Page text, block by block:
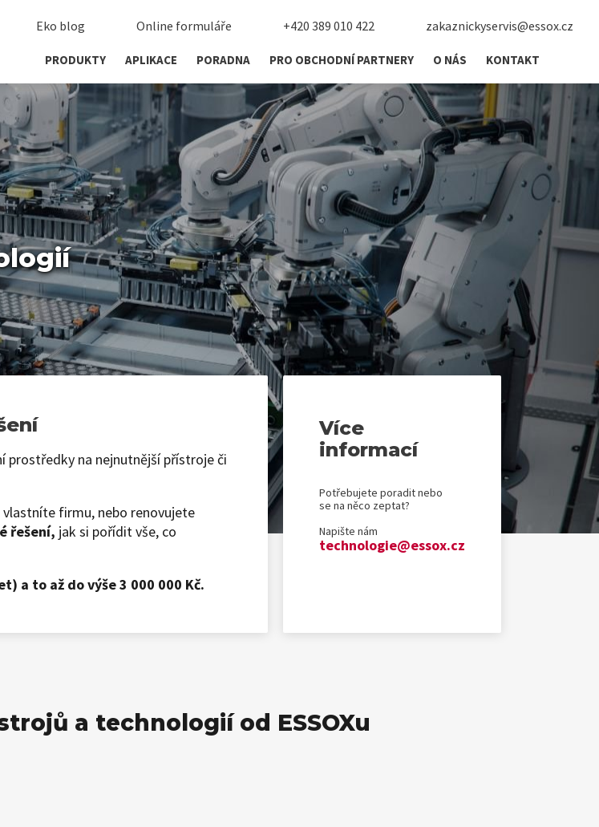
Eko blog Online formuláře +420 389 010 422 zakaznickyservis@essox.cz
PRODUKTY APLIKACE PORADNA PRO OBCHODNÍ PARTNERY O NÁS KONTAKT
prostředky na nejnutnější přístroje či
vlastníte firmu, nebo renovujete
řešení, jak si pořídit vše, co
a to až do výše 3 000 000 Kč.
Více
informací
Potřebujete poradit nebo
se na něco zeptat?
Napište nám
technologie@essox.cz
a technologií od ESSOXu